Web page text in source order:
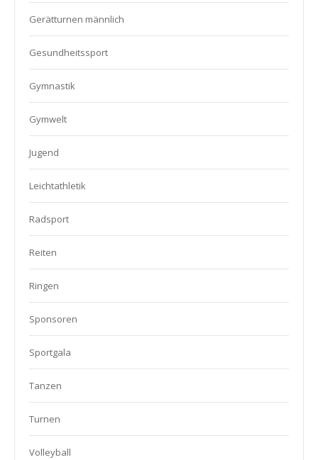
Gerätturnen männlich
Gesundheitssport
Gymnastik
Gymwelt
Jugend
Leichtathletik
Radsport
Reiten
Ringen
Sponsoren
Sportgala
Tanzen
Turnen
Volleyball